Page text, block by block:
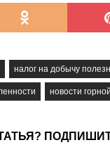
налог на добычу
новости